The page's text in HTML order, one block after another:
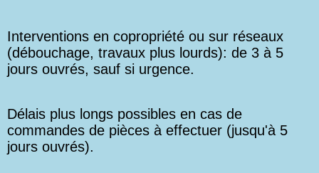
Interventions en copropriété ou sur réseaux
(débouchage, travaux plus lourds): de 3 à 5
jours ouvrés, sauf si urgence.
Délais plus longs possibles en cas de
commandes de pièces à effectuer (jusqu'à 5
jours ouvrés).